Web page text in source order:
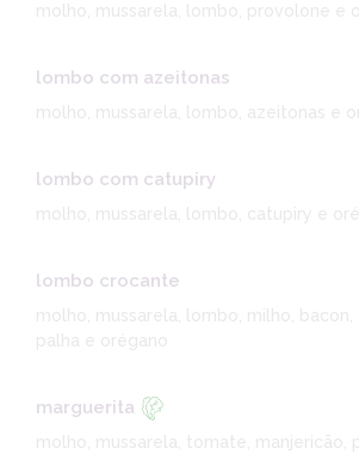
lombo com azeitonas
lombo com catupiry
molho, mussarela, lombo, catupiry e
lombo crocante
molho, mussarela, lombo, milho, bacon,
marguerita
molho, mussarela, tomate, manjericão,